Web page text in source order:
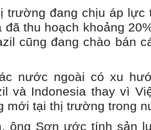
trường đang chịu áp lực
đã thu hoạch khoảng
cũng đang chào bán
nước ngoài có xu
và Indonesia thay vì
mới tại thị trường trong
ông Sơn ước tính sản